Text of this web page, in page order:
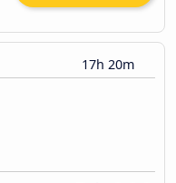
17h 20m